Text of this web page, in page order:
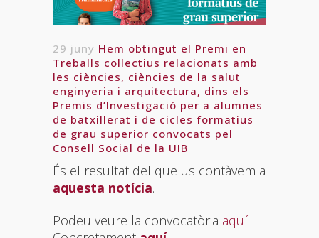
29 juny Hem obtingut el Premi en
Treballs col·lectius relacionats amb
les ciències, ciències de la salut
enginyeria i arquitectura, dins els
Premis d’Investigació per a alumnes
de batxillerat i de cicles formatius
de grau superior convocats pel
Consell Social de la UIB
És el resultat del que us contàvem a
aquesta notícia.
Podeu veure la convocatòria aquí.